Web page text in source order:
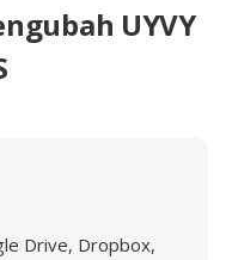
UYVY
Drive, Dropbox,